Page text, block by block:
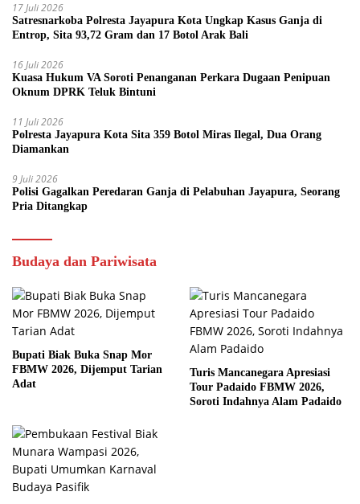
17 Juli 2026
Satresnarkoba Polresta Jayapura Kota Ungkap Kasus Ganja di
Entrop, Sita 93,72 Gram dan 17 Botol Arak Bali
16 Juli 2026
Kuasa Hukum VA Soroti Penanganan Perkara Dugaan Penipuan
Oknum DPRK Teluk Bintuni
11 Juli 2026
Polresta Jayapura Kota Sita 359 Botol Miras Ilegal, Dua Orang
Diamankan
9 Juli 2026
Polisi Gagalkan Peredaran Ganja di Pelabuhan Jayapura, Seorang
Pria Ditangkap
Budaya dan Pariwisata
Bupati Biak Buka Snap Mor
FBMW 2026, Dijemput Tarian
Adat
Turis Mancanegara Apresiasi
Tour Padaido FBMW 2026,
Soroti Indahnya Alam Padaido